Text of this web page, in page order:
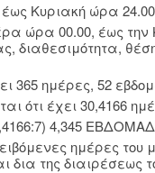
Κυριακή ώρα
ώρα 00.00, έως
διαθεσιμότητα,
365 ημέρες, 52
ότι έχει 30,4166
4,345
ημέρες του
δια της